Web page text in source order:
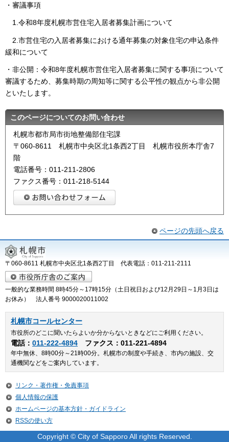
・審議事項
1.令和8年度札幌市営住宅入居者募集計画について
2.市営住宅の入居者募集における通年募集の対象住宅の申込条件
緩和について
・非公開：令和8年度札幌市営住宅入居者募集に関する事項について
審議するため、募集時期の周知等に関する公平性の観点から非公開
といたします。
このページについてのお問い合わせ
札幌市都市局市街地整備部住宅課
〒060-8611 札幌市中央区北1条西2丁目 札幌市役所本庁舎7
階
電話番号：011-211-2806
ファクス番号：011-218-5144
ページの先頭へ戻る
〒060-8611 札幌市中央区北1条西2丁目 代表電話：011-211-2111
一般的な業務時間 8時45分～17時15分（土日祝日および12月29日～1月3日は
お休み） 法人番号 9000020011002
札幌市コールセンター
市役所のどこに聞いたらよいか分からないときなどにご利用ください。
電話： 011-222-4894 ファクス：011-221-4894
年中無休、8時00分～21時00分。札幌市の制度や手続き、市内の施設、交
通機関などをご案内しています。
リンク・著作権・免責事項
個人情報の保護
ホームページの基本方針・ガイドライン
RSSの使い方
Copyright © City of Sapporo All rights Reserved.